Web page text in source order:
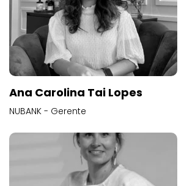
Ana Carolina Tai Lopes
NUBANK - Gerente